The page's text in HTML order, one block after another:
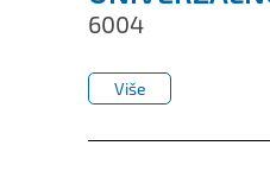
6004
Više